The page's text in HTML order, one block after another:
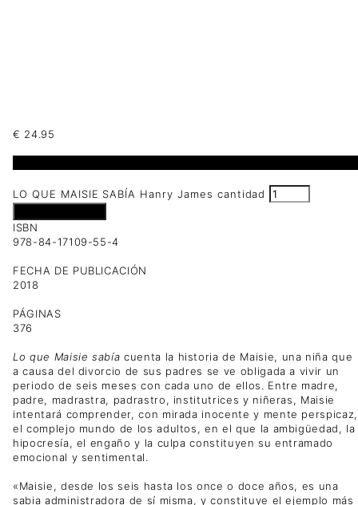
€ 24.95
LO QUE MAISIE SABÍA Hanry James cantidad
ISBN
978-84-17109-55-4
FECHA DE PUBLICACIÓN
2018
PÁGINAS
376
Lo que Maisie sabía cuenta la historia de Maisie, una niña que
a causa del divorcio de sus padres se ve obligada a vivir un
periodo de seis meses con cada uno de ellos. Entre madre,
padre, madrastra, padrastro, institutrices y niñeras, Maisie
intentará comprender, con mirada inocente y mente perspicaz,
el complejo mundo de los adultos, en el que la ambigüedad, la
hipocresía, el engaño y la culpa constituyen su entramado
emocional y sentimental.
«Maisie, desde los seis hasta los once o doce años, es una
sabia administradora de sí misma, y constituye el ejemplo más